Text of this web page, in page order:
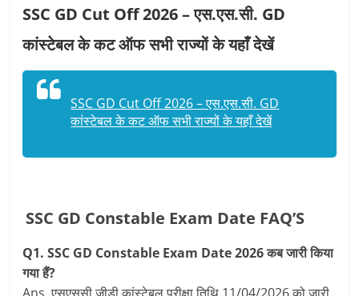
SSC GD Cut Off 2026 – एस.एस.सी. GD
कांस्टेबल के कट ऑफ सभी राज्यों के यहाँ देखें
SSC GD Cut Off 2026 – एस.एस.सी. GD
कांस्टेबल के कट ऑफ सभी राज्यों के यहाँ देखें
SSC GD Constable Exam Date FAQ’S
Q1. SSC GD Constable Exam Date 2026 कब जारी किया
गया हैं?